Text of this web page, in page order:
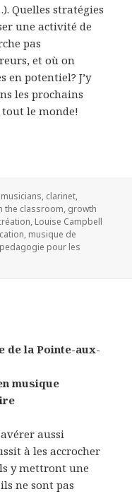
Quelles stratégies
une activité de
pas
et où on
en potentiel? J’y
les prochains
tout le monde!
, clarinet,
the classroom, growth
, Louise Campbell
, musique de
pedagogie pour les
de la Pointe-aux-
musique
aussi
à les accrocher
y mettront une
ne sont pas